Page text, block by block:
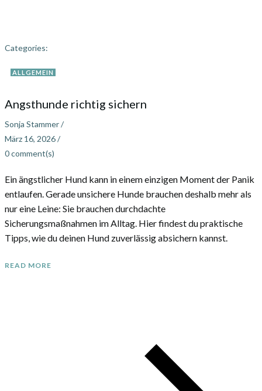
Categories:
ALLGEMEIN
Angsthunde richtig sichern
Sonja Stammer/
März 16, 2026/
0comment(s)
Ein ängstlicher Hund kann in einem einzigen Moment der Panik
entlaufen. Gerade unsichere Hunde brauchen deshalb mehr als
nur eine Leine: Sie brauchen durchdachte
Sicherungsmaßnahmen im Alltag. Hier findest du praktische
Tipps, wie du deinen Hund zuverlässig absichern kannst.
READ MORE